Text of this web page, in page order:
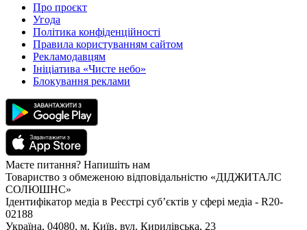
Про проєкт
Угода
Політика конфіденційності
Правила користуванням сайтом
Рекламодавцям
Ініціатива «Чисте небо»
Блокування реклами
Маєте питання? Напишіть нам
Товариство з обмеженою відповідальністю «ДІДЖИТАЛС
СОЛЮШНС»
Ідентифікатор медіа в Реєстрі суб’єктів у сфері медіа - R20-
02188
Україна, 04080, м. Київ, вул. Кирилівська, 23